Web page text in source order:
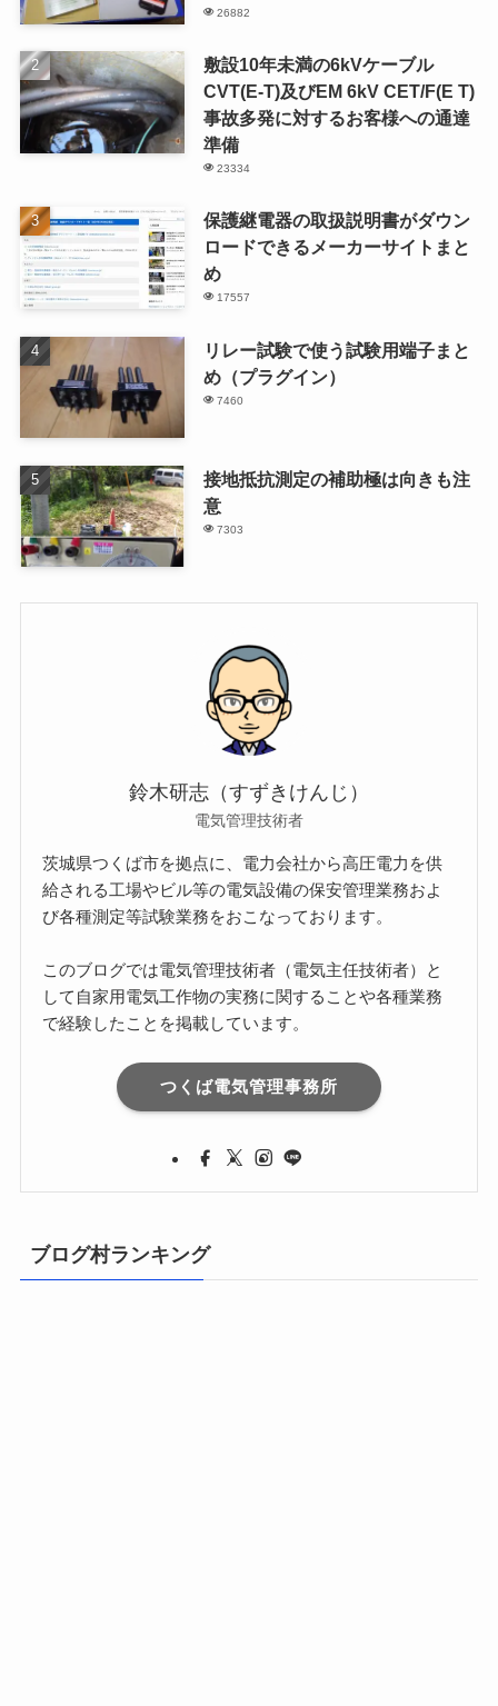
26882
敷設10年未満の6kVケーブル
CVT(E-T)及びEM 6kV CET/F(E T)
事故多発に対するお客様への通達
準備
23334
保護継電器の取扱説明書がダウン
ロードできるメーカーサイトまと
め
17557
リレー試験で使う試験用端子まと
め（プラグイン）
7460
接地抵抗測定の補助極は向きも注
意
7303
鈴木研志（すずきけんじ）
電気管理技術者
茨城県つくば市を拠点に、電力会社から高圧電力を供
給される工場やビル等の電気設備の保安管理業務およ
び各種測定等試験業務をおこなっております。
このブログでは電気管理技術者（電気主任技術者）と
して自家用電気工作物の実務に関することや各種業務
で経験したことを掲載しています。
つくば電気管理事務所
ブログ村ランキング